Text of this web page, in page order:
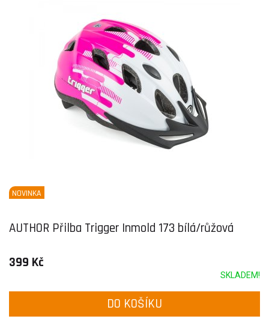
NOVINKA
AUTHOR Přilba Trigger Inmold 173 bílá/růžová
399 Kč
SKLADEM!
DO KOŠÍKU